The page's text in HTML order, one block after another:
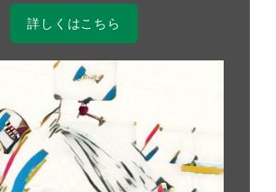
詳しくはこちら